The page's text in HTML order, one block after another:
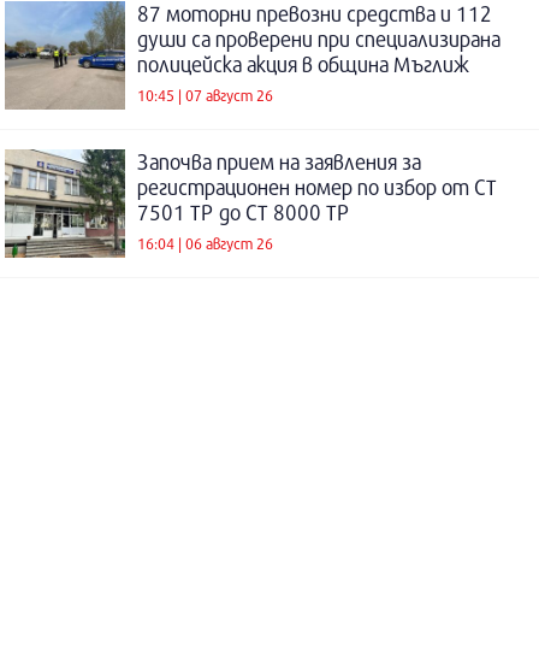
87 моторни превозни средства и 112
души са проверени при специализирана
полицейска акция в община Мъглиж
10:45 | 07 август 26
Започва прием на заявления за
регистрационен номер по избор от СТ
7501 ТР до СТ 8000 ТР
16:04 | 06 август 26